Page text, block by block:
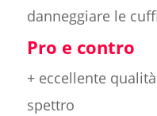
danneggiare le
Pro e contro
+ eccellente
spettro